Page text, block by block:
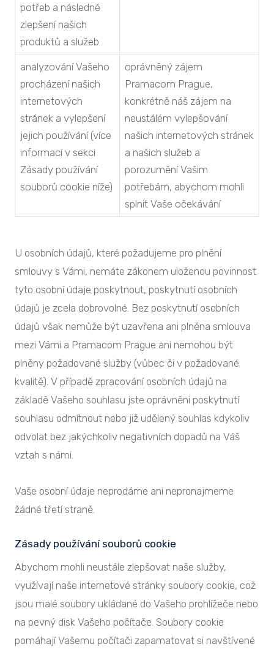
potřeb a následné
zlepšení našich
produktů a služeb
analyzování Vašeho
procházení našich
internetových
stránek a vylepšení
jejich používání (více
informací v sekci
Zásady používání
souborů cookie níže)
oprávněný zájem
Pramacom Prague,
konkrétně náš zájem na
neustálém vylepšování
našich internetových stránek
a našich služeb a
porozumění Vašim
potřebám, abychom mohli
splnit Vaše očekávání
U osobních údajů, které požadujeme pro plnění
smlouvy s Vámi, nemáte zákonem uloženou povinnost
tyto osobní údaje poskytnout, poskytnutí osobních
údajů je zcela dobrovolné. Bez poskytnutí osobních
údajů však nemůže být uzavřena ani plněna smlouva
mezi Vámi a Pramacom Prague ani nemohou být
plněny požadované služby (vůbec či v požadované
kvalitě). V případě zpracování osobních údajů na
základě Vašeho souhlasu jste oprávněni poskytnutí
souhlasu odmítnout nebo již udělený souhlas kdykoliv
odvolat bez jakýchkoliv negativních dopadů na Váš
vztah s námi.
Vaše osobní údaje neprodáme ani nepronajmeme
žádné třetí straně.
Zásady používání souborů cookie
Abychom mohli neustále zlepšovat naše služby,
využívají naše internetové stránky soubory cookie, což
jsou malé soubory ukládané do Vašeho prohlížeče nebo
na pevný disk Vašeho počítače. Soubory cookie
pomáhají Vašemu počítači zapamatovat si navštívené